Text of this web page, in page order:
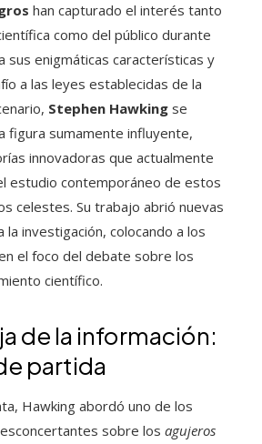
han capturado el interés tanto
como del público durante
sus enigmáticas características y
a las leyes establecidas de la
Stephen Hawking se
figura sumamente influyente,
innovadoras que actualmente
estudio contemporáneo de estos
celestes. Su trabajo abrió nuevas
la investigación, colocando a los
el foco del debate sobre los
científico.
de la información:
partida
Hawking abordó uno de los
sobre los agujeros